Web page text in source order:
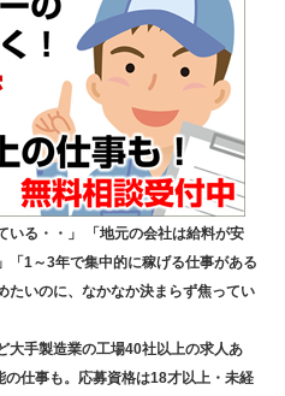
いる・・」 「地元の会社は給料が安
「1～3年で集中的に稼げる仕事がある
たいのに、なかなか決まらず焦ってい
大手製造業の工場40社以上の求人あ
仕事も。応募資格は18才以上・未経